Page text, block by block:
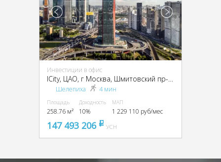
Инвестиции в офис
ICity, ЦАО, г Москва, Шмитовский пр-д, вл. 37
Шелепиха 4 мин
Площадь
258.76 м²
Доходность
10%
МАП
1 229 110 руб/мес
147 493 206 pуб
УСН